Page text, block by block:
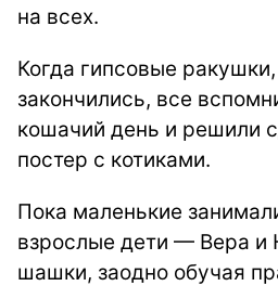
на всех.
Когда гипсовые
закончились, все
кошачий день и решили
постер с котиками.
Пока маленькие
взрослые дети — Вера и
шашки, заодно обучая